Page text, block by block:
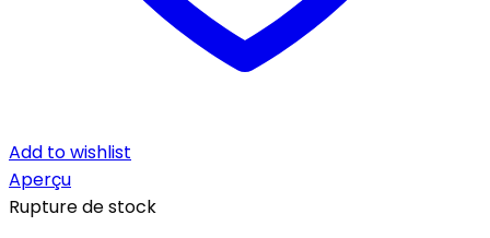
Add to wishlist
Aperçu
Rupture de stock